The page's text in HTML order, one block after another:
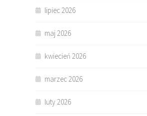
lipiec 2026
maj 2026
kwiecień 2026
marzec 2026
luty 2026